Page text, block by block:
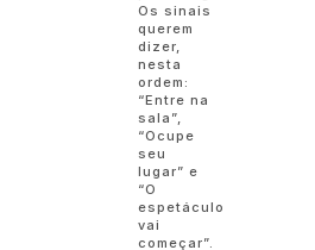
Os sinais
querem
dizer,
nesta
ordem:
“Entre na
sala”,
“Ocupe
seu
lugar” e
“O
espetáculo
vai
começar”.